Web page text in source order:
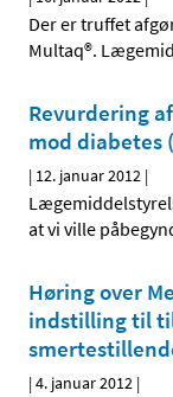
Der er truffet
Multaq®.
Revurdering
mod diabetes
| 12. januar 2012 |
at vi ville
Høring over
indstilling til
|4. januar 2012 |